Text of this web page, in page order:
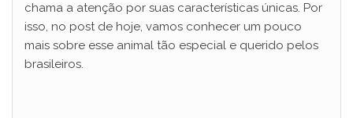
chama a atenção por suas características únicas. Por
isso, no post de hoje, vamos conhecer um pouco
mais sobre esse animal tão especial e querido pelos
brasileiros.